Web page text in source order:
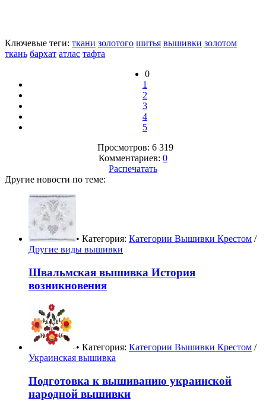
Ключевые теги: ткани золотого шитья вышивки золотом
ткань бархат атлас тафта
0
1
2
3
4
5
Просмотров: 6 319
Комментариев: 0
Распечатать
Другие новости по теме:
• Категория: Категории Вышивки Крестом /
Другие виды вышивки
Швальмская вышивка История
возникновения
• Категория: Категории Вышивки Крестом /
Украинская вышивка
Подготовка к вышиванию украинской
народной вышивки